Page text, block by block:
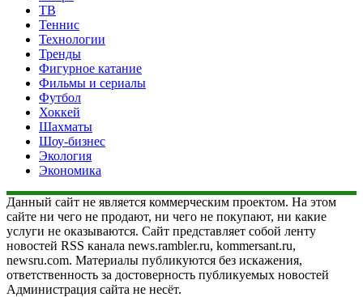
ТВ
Теннис
Технологии
Тренды
Фигурное катание
Фильмы и сериалы
Футбол
Хоккей
Шахматы
Шоу-бизнес
Экология
Экономика
Данный сайт не является коммерческим проектом. На этом
сайте ни чего не продают, ни чего не покупают, ни какие
услуги не оказываются. Сайт представляет собой ленту
новостей RSS канала news.rambler.ru, kommersant.ru,
newsru.com. Материалы публикуются без искажения,
ответственность за достоверность публикуемых новостей
Администрация сайта не несёт.